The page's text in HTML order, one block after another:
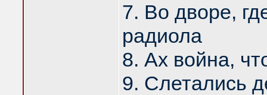
7. Во дворе,
радиола
8. Ах война,
9. Слетались